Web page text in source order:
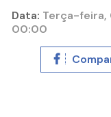
Data: Terça-
00:00